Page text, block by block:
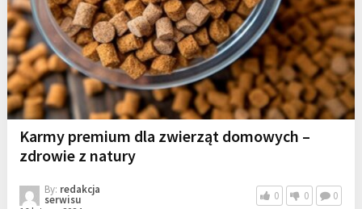
Karmy premium dla zwierząt domowych –
zdrowie z natury
By: redakcja
serwisu
0 0 0